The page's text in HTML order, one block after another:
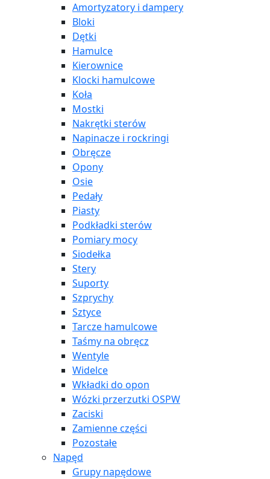
Amortyzatory i dampery
Bloki
Dętki
Hamulce
Kierownice
Klocki hamulcowe
Koła
Mostki
Nakrętki sterów
Napinacze i rockringi
Obręcze
Opony
Osie
Pedały
Piasty
Podkładki sterów
Pomiary mocy
Siodełka
Stery
Suporty
Szprychy
Sztyce
Tarcze hamulcowe
Taśmy na obręcz
Wentyle
Widelce
Wkładki do opon
Wózki przerzutki OSPW
Zaciski
Zamienne części
Pozostałe
Napęd
Grupy napędowe